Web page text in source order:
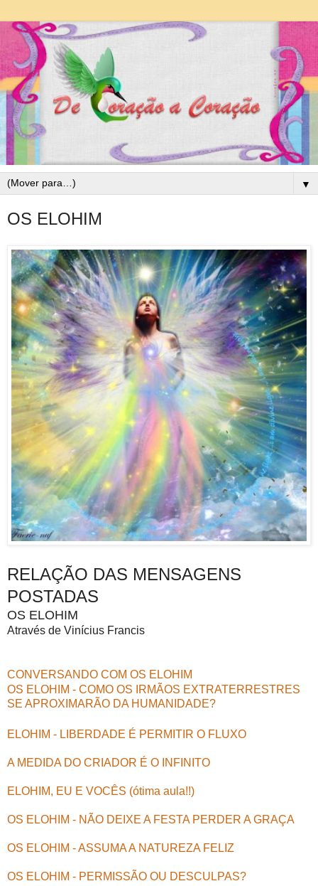
▼
OS ELOHIM
RELAÇÃO DAS MENSAGENS
POSTADAS
OS ELOHIM
Através de Vinícius Francis
CONVERSANDO COM OS ELOHIM
OS ELOHIM - COMO OS IRMÃOS EXTRATERRESTRES
SE APROXIMARÃO DA HUMANIDADE?
ELOHIM - LIBERDADE É PERMITIR O FLUXO
A MEDIDA DO CRIADOR É O INFINITO
ELOHIM, EU E VOCÊS (ótima aula!!)
OS ELOHIM - NÃO DEIXE A FESTA PERDER A GRAÇA
OS ELOHIM - ASSUMA A NATUREZA FELIZ
OS ELOHIM - PERMISSÃO OU DESCULPAS?